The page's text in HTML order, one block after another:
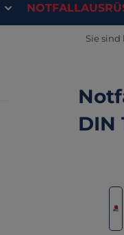
Sie sind
DIN